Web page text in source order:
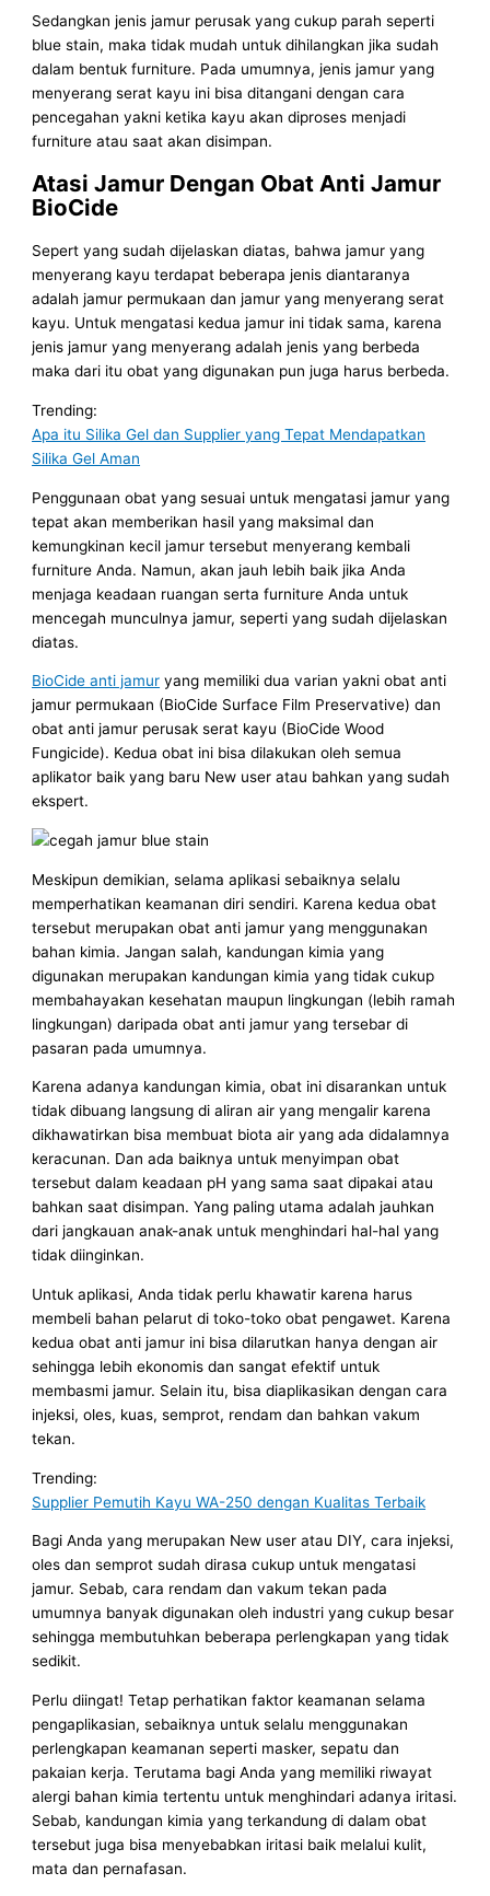
Sedangkan jenis jamur perusak yang cukup parah seperti
blue stain, maka tidak mudah untuk dihilangkan jika sudah
dalam bentuk furniture. Pada umumnya, jenis jamur yang
menyerang serat kayu ini bisa ditangani dengan cara
pencegahan yakni ketika kayu akan diproses menjadi
furniture atau saat akan disimpan.
Atasi Jamur Dengan Obat Anti Jamur
BioCide
Sepert yang sudah dijelaskan diatas, bahwa jamur yang
menyerang kayu terdapat beberapa jenis diantaranya
adalah jamur permukaan dan jamur yang menyerang serat
kayu. Untuk mengatasi kedua jamur ini tidak sama, karena
jenis jamur yang menyerang adalah jenis yang berbeda
maka dari itu obat yang digunakan pun juga harus berbeda.
Trending:
Apa itu Silika Gel dan Supplier yang Tepat Mendapatkan
Silika Gel Aman
Penggunaan obat yang sesuai untuk mengatasi jamur yang
tepat akan memberikan hasil yang maksimal dan
kemungkinan kecil jamur tersebut menyerang kembali
furniture Anda. Namun, akan jauh lebih baik jika Anda
menjaga keadaan ruangan serta furniture Anda untuk
mencegah munculnya jamur, seperti yang sudah dijelaskan
diatas.
BioCide anti jamur yang memiliki dua varian yakni obat anti
jamur permukaan (BioCide Surface Film Preservative) dan
obat anti jamur perusak serat kayu (BioCide Wood
Fungicide). Kedua obat ini bisa dilakukan oleh semua
aplikator baik yang baru New user atau bahkan yang sudah
ekspert.
Meskipun demikian, selama aplikasi sebaiknya selalu
memperhatikan keamanan diri sendiri. Karena kedua obat
tersebut merupakan obat anti jamur yang menggunakan
bahan kimia. Jangan salah, kandungan kimia yang
digunakan merupakan kandungan kimia yang tidak cukup
membahayakan kesehatan maupun lingkungan (lebih ramah
lingkungan) daripada obat anti jamur yang tersebar di
pasaran pada umumnya.
Karena adanya kandungan kimia, obat ini disarankan untuk
tidak dibuang langsung di aliran air yang mengalir karena
dikhawatirkan bisa membuat biota air yang ada didalamnya
keracunan. Dan ada baiknya untuk menyimpan obat
tersebut dalam keadaan pH yang sama saat dipakai atau
bahkan saat disimpan. Yang paling utama adalah jauhkan
dari jangkauan anak-anak untuk menghindari hal-hal yang
tidak diinginkan.
Untuk aplikasi, Anda tidak perlu khawatir karena harus
membeli bahan pelarut di toko-toko obat pengawet. Karena
kedua obat anti jamur ini bisa dilarutkan hanya dengan air
sehingga lebih ekonomis dan sangat efektif untuk
membasmi jamur. Selain itu, bisa diaplikasikan dengan cara
injeksi, oles, kuas, semprot, rendam dan bahkan vakum
tekan.
Trending:
Supplier Pemutih Kayu WA-250 dengan Kualitas Terbaik
Bagi Anda yang merupakan New user atau DIY, cara injeksi,
oles dan semprot sudah dirasa cukup untuk mengatasi
jamur. Sebab, cara rendam dan vakum tekan pada
umumnya banyak digunakan oleh industri yang cukup besar
sehingga membutuhkan beberapa perlengkapan yang tidak
sedikit.
Perlu diingat! Tetap perhatikan faktor keamanan selama
pengaplikasian, sebaiknya untuk selalu menggunakan
perlengkapan keamanan seperti masker, sepatu dan
pakaian kerja. Terutama bagi Anda yang memiliki riwayat
alergi bahan kimia tertentu untuk menghindari adanya iritasi.
Sebab, kandungan kimia yang terkandung di dalam obat
tersebut juga bisa menyebabkan iritasi baik melalui kulit,
mata dan pernafasan.